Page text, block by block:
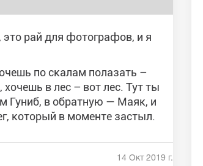
рай для фотографов, и я
по скалам полазать –
в лес – вот лес. Тут ты
Гуниб, в обратную — Маяк, и
который в моменте застыл.
14 Окт 2019 г.